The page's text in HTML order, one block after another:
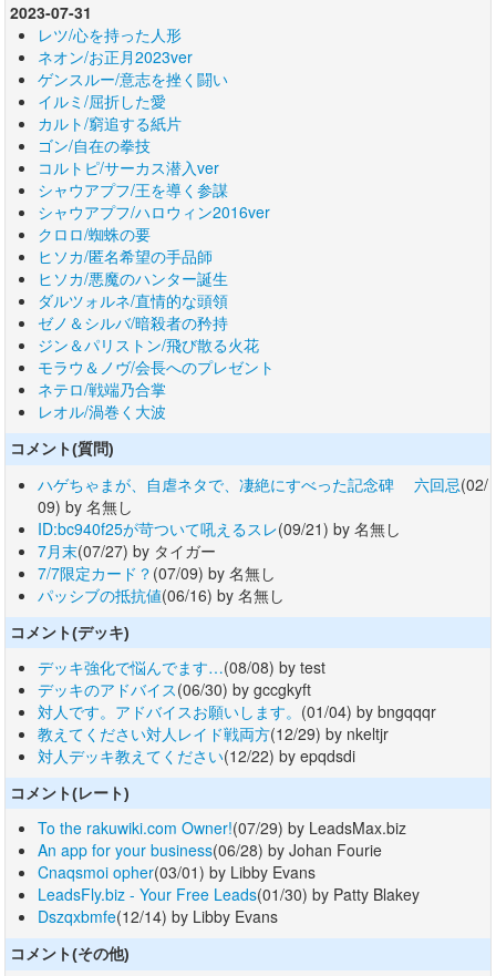
2023-07-31
レツ/心を持った人形
ネオン/お正月2023ver
ゲンスルー/意志を挫く闘い
イルミ/屈折した愛
カルト/窮追する紙片
ゴン/自在の拳技
コルトピ/サーカス潜入ver
シャウアプフ/王を導く参謀
シャウアプフ/ハロウィン2016ver
クロロ/蜘蛛の要
ヒソカ/匿名希望の手品師
ヒソカ/悪魔のハンター誕生
ダルツォルネ/直情的な頭領
ゼノ＆シルバ/暗殺者の矜持
ジン＆パリストン/飛び散る火花
モラウ＆ノヴ/会長へのプレゼント
ネテロ/戦端乃合掌
レオル/渦巻く大波
コメント(質問)
ハゲちゃまが、自虐ネタで、凄絶にすべった記念碑 六回忌(02/
09) by 名無し
ID:bc940f25が苛ついて吼えるスレ(09/21) by 名無し
7月末(07/27) by タイガー
7/7限定カード？ (07/09) by 名無し
パッシブの抵抗値(06/16) by 名無し
コメント(デッキ)
デッキ強化で悩んでます…(08/08) by test
デッキのアドバイス(06/30) by gccgkyft
対人です。アドバイスお願いします。 (01/04) by bngqqqr
教えてください対人レイド戦両方(12/29) by nkeltjr
対人デッキ教えてください(12/22) by epqdsdi
コメント(レート)
To the rakuwiki.com Owner!(07/29) by LeadsMax.biz
An app for your business(06/28) by Johan Fourie
Cnaqsmoi opher(03/01) by Libby Evans
LeadsFly.biz - Your Free Leads(01/30) by Patty Blakey
Dszqxbmfe(12/14) by Libby Evans
コメント(その他)